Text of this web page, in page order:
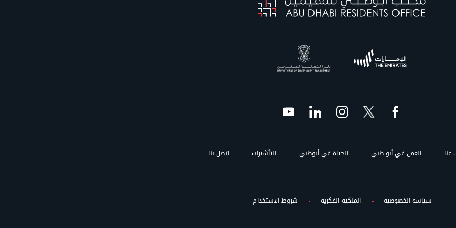
عنا العمل في أبو ظبي الحياة في أبوظبي التأشيرات اتصل بنا
سياسة الخصوصية الملكية الفكرية شروط الاستخدام